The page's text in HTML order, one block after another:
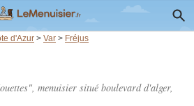
d'Azur > Var > Fréjus
menuisier situé boulevard d'alger,